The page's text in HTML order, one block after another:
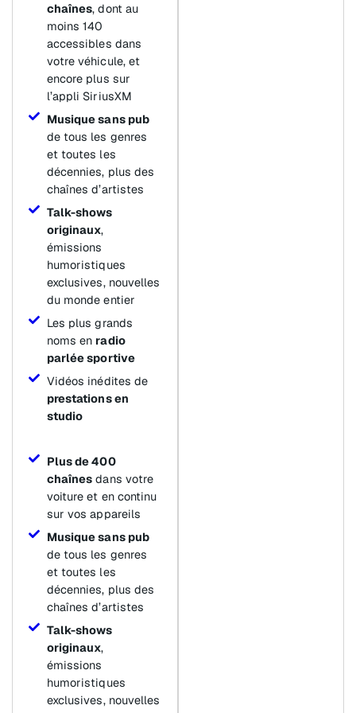
chaînes, dont au
moins 140
accessibles dans
votre véhicule, et
encore plus sur
l’appli SiriusXM
Musique sans pub
de tous les genres
et toutes les
décennies, plus des
chaînes d’artistes
Talk-shows
originaux,
émissions
humoristiques
exclusives, nouvelles
du monde entier
Les plus grands
noms en radio
parlée sportive
Vidéos inédites de
prestations en
studio
Plus de 400
chaînes dans votre
voiture et en continu
sur vos appareils
Musique sans pub
de tous les genres
et toutes les
décennies, plus des
chaînes d’artistes
Talk-shows
originaux,
émissions
humoristiques
exclusives, nouvelles